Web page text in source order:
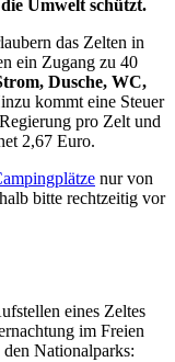
Umwelt schützt.
das Zelten in
ein Zugang zu 40
Dusche, WC,
kommt eine Steuer
pro Zelt und
2,67 Euro.
nur von
bitte rechtzeitig vor
eines Zeltes
im Freien
Nationalparks: